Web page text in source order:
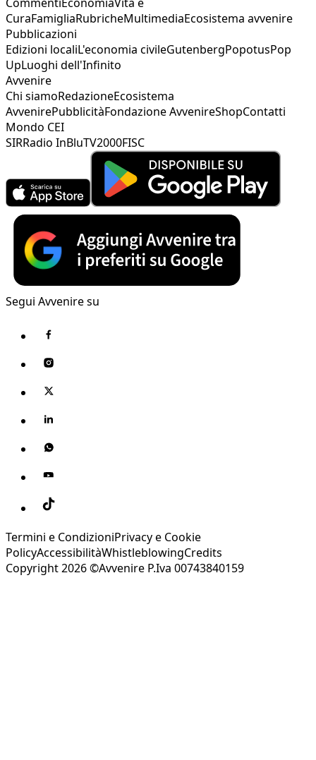
CuraFamigliaRubricheMultimediaEcosistema avvenire
Pubblicazioni
Edizioni localiL'economia civileGutenbergPopotusPop
UpLuoghi dell'Infinito
Avvenire
Chi siamoRedazioneEcosistema
AvvenirePubblicitàFondazione AvvenireShopContatti
Mondo CEI
SIRRadio InBluTV2000FISC
Segui Avvenire su
Termini e CondizioniPrivacy e Cookie
PolicyAccessibilitàWhistleblowingCredits
Copyright 2026 ©Avvenire P.Iva 00743840159